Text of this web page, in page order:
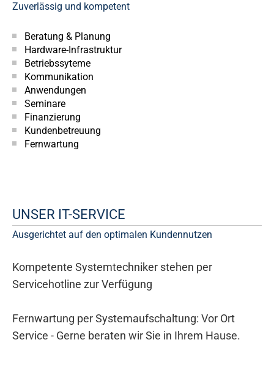
Zuverlässig und kompetent
Beratung & Planung
Hardware-Infrastruktur
Betriebssyteme
Kommunikation
Anwendungen
Seminare
Finanzierung
Kundenbetreuung
Fernwartung
UNSER IT-SERVICE
Ausgerichtet auf den optimalen Kundennutzen
Kompetente Systemtechniker stehen per
Servicehotline zur Verfügung
Fernwartung per Systemaufschaltung: Vor Ort
Service - Gerne beraten wir Sie in Ihrem Hause.